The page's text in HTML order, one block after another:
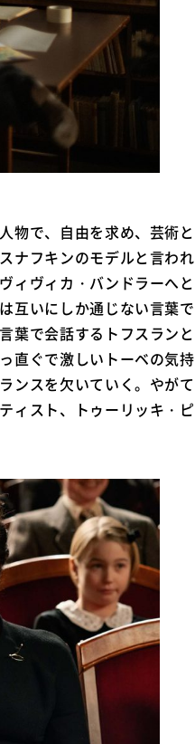
物で、自由を求め、芸術と
ナフキンのモデルと言われ
ィヴィカ・バンドラーへと
互いにしか通じない言葉で
葉で会話するトフスランと
直ぐで激しいトーベの気持
ンスを欠いていく。やがて
ィスト、トゥーリッキ・ピ